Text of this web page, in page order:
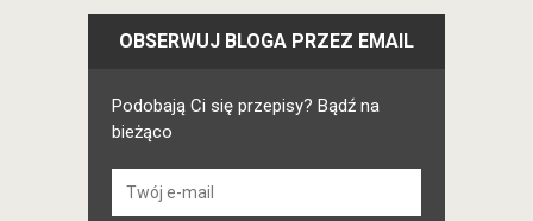
OBSERWUJ BLOGA PRZEZ EMAIL
Podobają Ci się przepisy? Bądź na
bieżąco